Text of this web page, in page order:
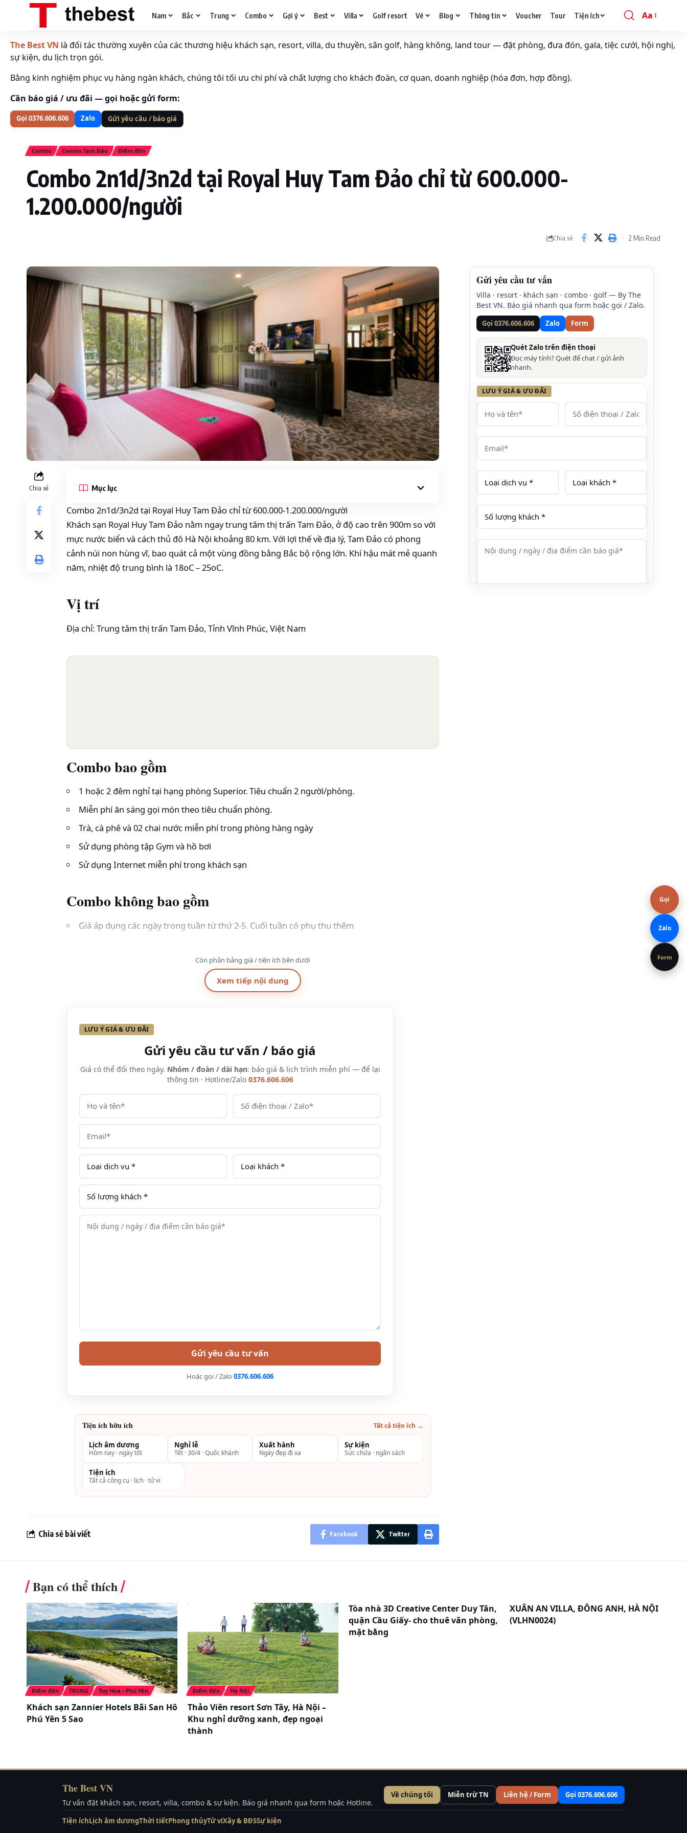
Nam Bắc Trung Combo Gợi ý Best Villa Golf resort Vé Blog Thông tin Voucher Tour Tiện ích
Font
Aa
The Best VN là đối tác thường xuyên của các thương hiệu khách sạn, resort, villa, du thuyền, sân golf, hàng không, land tour — đặt phòng, đưa đón, gala, tiệc cưới, hội nghị,
sự kiện, du lịch trọn gói.
Bằng kinh nghiệm phục vụ hàng ngàn khách, chúng tôi tối ưu chi phí và chất lượng cho khách đoàn, cơ quan, doanh nghiệp (hóa đơn, hợp đồng).
Cần báo giá / ưu đãi — gọi hoặc gửi form:
Gọi 0376.606.606 Zalo Gửi yêu cầu / báo giá
Combo Combo Tam Đảo Điểm đến
Combo 2n1d/3n2d tại Royal Huy Tam Đảo chỉ từ 600.000-
1.200.000/người
Chia sẻ 2 Min Read
Chia sẻ Mục lục
Combo 2n1d/3n2d tại Royal Huy Tam Đảo chỉ từ 600.000-1.200.000/người
Khách sạn Royal Huy Tam Đảo nằm ngay trung tâm thị trấn Tam Đảo, ở độ cao trên 900m so với
mực nước biển và cách thủ đô Hà Nội khoảng 80 km. Với lợi thế về địa lý, Tam Đảo có phong
cảnh núi non hùng vĩ, bao quát cả một vùng đồng bằng Bắc bộ rộng lớn. Khí hậu mát mẻ quanh
năm, nhiệt độ trung bình là 18oC – 25oC.
Vị trí
Địa chỉ: Trung tâm thị trấn Tam Đảo, Tỉnh Vĩnh Phúc, Việt Nam
Combo bao gồm
1 hoặc 2 đêm nghỉ tại hạng phòng Superior. Tiêu chuẩn 2 người/phòng.
Miễn phí ăn sáng gọi món theo tiêu chuẩn phòng.
Trà, cà phê và 02 chai nước miễn phí trong phòng hàng ngày
Sử dụng phòng tập Gym và hồ bơi
Sử dụng Internet miễn phí trong khách sạn
Combo không bao gồm
Giá áp dụng các ngày trong tuần từ thứ 2-5. Cuối tuần có phụ thu thêm
Các dịch vụ khác phát sinh tại khách sạn
Áp dụng bán từ 2 combo trở lên
Áp dụng đối với các khách chuyển khoản thanh toán đặt phòng trước.
Xem thêm:
Còn phần bảng giá / tiện ích bên dưới
Xem tiếp nội dung
LƯU Ý GIÁ & ƯU ĐÃI
Gửi yêu cầu tư vấn / báo giá
Giá có thể đổi theo ngày. Nhóm / đoàn / dài hạn: báo giá & lịch trình miễn phí — để lại
thông tin · Hotline/Zalo 0376.606.606
Hoặc gọi / Zalo 0376.606.606
Tiện ích hữu ích Tất cả tiện ích →
Lịch âm dương
Hôm nay · ngày tốt
Nghỉ lễ
Tết · 30/4 · Quốc khánh
Xuất hành
Ngày đẹp đi xa
Sự kiện
Sức chứa · ngân sách
Tiện ích
Tất cả công cụ · lịch · tử vi
Chia sẻ bài viết Facebook Twitter
Gửi yêu cầu tư vấn
Villa · resort · khách sạn · combo · golf — By The
Best VN. Báo giá nhanh qua form hoặc gọi / Zalo.
Gọi 0376.606.606 Zalo Form
Quét Zalo trên điện thoại
Đọc máy tính? Quét để chat / gửi ảnh
nhanh.
LƯU Ý GIÁ & ƯU ĐÃI
Bạn có thể thích
Điểm đến TRUNG Tuy Hòa - Phú Yên
Khách sạn Zannier Hotels Bãi San Hô
Phú Yên 5 Sao
Điểm đến Hà Nội
Thảo Viên resort Sơn Tây, Hà Nội –
Khu nghỉ dưỡng xanh, đẹp ngoại
thành
Tòa nhà 3D Creative Center Duy Tân,
quận Cầu Giấy- cho thuê văn phòng,
mặt bằng
XUÂN AN VILLA, ĐÔNG ANH, HÀ NỘI
(VLHN0024)
The Best VN
Tư vấn đặt khách sạn, resort, villa, combo & sự kiện. Báo giá nhanh qua form hoặc Hotline.
Về chúng tôi Miễn trừ TN Liên hệ / Form Gọi 0376.606.606
Tiện íchLịch âm dươngThời tiếtPhong thủyTử viXây & BĐSSự kiện
Gọi
Zalo
Form